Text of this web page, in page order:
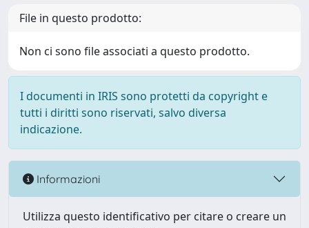
File in questo prodotto:
Non ci sono file associati a questo prodotto.
I documenti in IRIS sono protetti da copyright e
tutti i diritti sono riservati, salvo diversa
indicazione.
Informazioni
Utilizza questo identificativo per citare o creare un